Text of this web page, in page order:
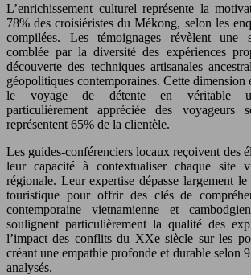
L’enrichissement culturel représente la
78% des croisiéristes du Mékong, selon les
compilées. Les témoignages révèlent une
comblée par la diversité des expériences
découverte des techniques artisanales
géopolitiques contemporaines. Cette dimension
le voyage de détente en véritable
particulièrement appréciée des voyageurs
représentent 65% de la clientèle.
Les guides-conférenciers locaux reçoivent des
leur capacité à contextualiser chaque site
régionale. Leur expertise dépasse largement
touristique pour offrir des clés de
contemporaine vietnamienne et
soulignent particulièrement la qualité des
l’impact des conflits du XXe siècle sur les
créant une empathie profonde et durable selon
analysés.